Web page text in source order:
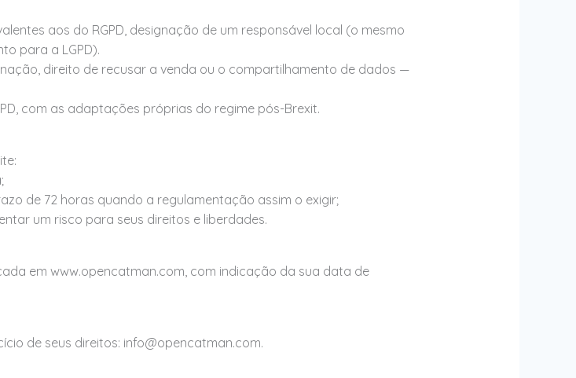
aos do RGPD, designação de um responsável local (o mesmo
para a LGPD).
direito de recusar a venda ou o compartilhamento de dados —
com as adaptações próprias do regime pós-Brexit.
de 72 horas quando a regulamentação assim o exigir;
um risco para seus direitos e liberdades.
em www.opencatman.com, com indicação da sua data de
de seus direitos: info@opencatman.com.